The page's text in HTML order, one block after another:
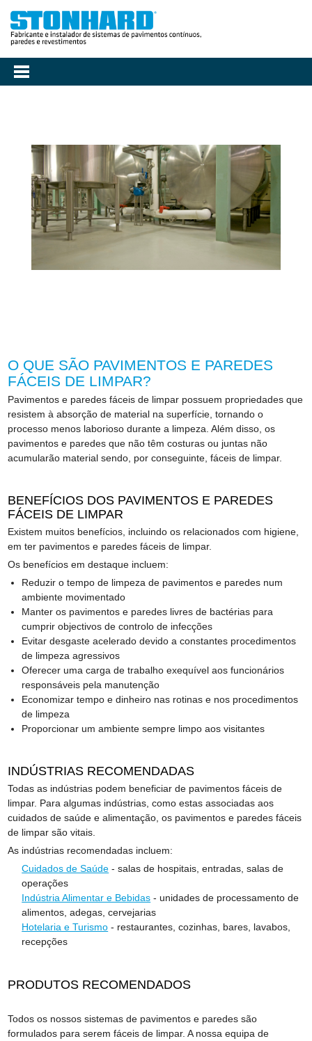
O QUE SÃO PAVIMENTOS E PAREDES
FÁCEIS DE LIMPAR?
Pavimentos e paredes fáceis de limpar possuem propriedades que
resistem à absorção de material na superfície, tornando o
processo menos laborioso durante a limpeza. Além disso, os
pavimentos e paredes que não têm costuras ou juntas não
acumularão material sendo, por conseguinte, fáceis de limpar.
BENEFÍCIOS DOS PAVIMENTOS E PAREDES
FÁCEIS DE LIMPAR
Existem muitos benefícios, incluindo os relacionados com higiene,
em ter pavimentos e paredes fáceis de limpar.
Os benefícios em destaque incluem:
Reduzir o tempo de limpeza de pavimentos e paredes num
ambiente movimentado
Manter os pavimentos e paredes livres de bactérias para
cumprir objectivos de controlo de infecções
Evitar desgaste acelerado devido a constantes procedimentos
de limpeza agressivos
Oferecer uma carga de trabalho exequível aos funcionários
responsáveis pela manutenção
Economizar tempo e dinheiro nas rotinas e nos procedimentos
de limpeza
Proporcionar um ambiente sempre limpo aos visitantes
INDÚSTRIAS RECOMENDADAS
Todas as indústrias podem beneficiar de pavimentos fáceis de
limpar. Para algumas indústrias, como estas associadas aos
cuidados de saúde e alimentação, os pavimentos e paredes fáceis
de limpar são vitais.
As indústrias recomendadas incluem:
Cuidados de Saúde - salas de hospitais, entradas, salas de
operações
Indústria Alimentar e Bebidas - unidades de processamento de
alimentos, adegas, cervejarias
Hotelaria e Turismo - restaurantes, cozinhas, bares, lavabos,
recepções
PRODUTOS RECOMENDADOS
Todos os nossos sistemas de pavimentos e paredes são
formulados para serem fáceis de limpar. A nossa equipa de